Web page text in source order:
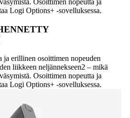
Logi Options+ -sovelluksessa.
ja erillinen osoittimen nopeuden
liikkeen neljännekseen2 – mikä
Osoittimen nopeutta ja
Logi Options+ -sovelluksessa.